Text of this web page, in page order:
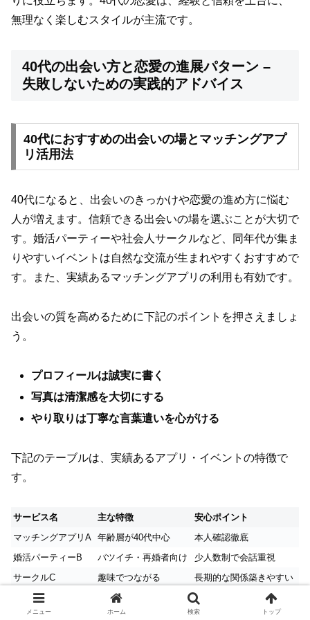
無理なく楽しむスタイルが主流です。
40代の出会い方と恋愛の進展パターン –
失敗しないための実践的アドバイス
40代におすすめの出会いの場とマッチングアプ
リ活用法
40代になると、出会いのきっかけや恋愛の進め方に悩む
人が増えます。信頼できる出会いの場を選ぶことが大切で
す。婚活パーティーや社会人サークルなど、同年代が集ま
りやすいイベントは自然な交流が生まれやすくおすすめで
す。また、実績あるマッチングアプリの利用も有効です。
出会いの質を高めるために下記のポイントを押さえましょ
う。
プロフィールは誠実に書く
写真は清潔感を大切にする
やり取りは丁寧な言葉遣いを心がける
下記のテーブルは、実績あるアプリ・イベントの特徴で
す。
サービス名 主な特徴
安心ポイント
マッチングアプリA 年齢層が40代中心
本人確認徹底
婚活パーティーB
バツイチ・再婚者向け
少人数制で会話重視
サークルC
趣味でつながる 長期的な関係築きやすい
メニュー ホーム 検索 トップ